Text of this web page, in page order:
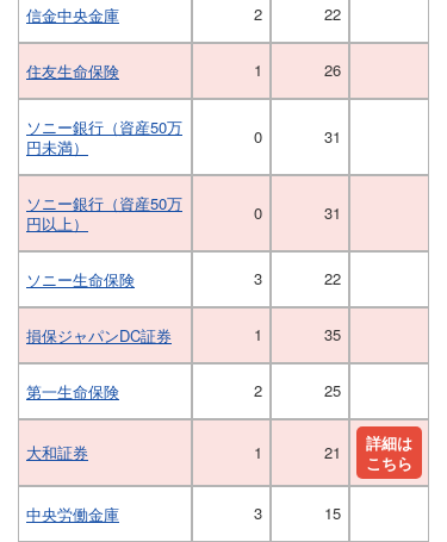
信金中央金庫 2 22
住友生命保険 1 26
ソニー銀行（資産50万
円未満）
0 31
ソニー銀行（資産50万
円以上）
0 31
ソニー生命保険 3 22
損保ジャパンDC証券 1 35
第一生命保険 2 25
大和証券 1 21
詳細は
こちら
中央労働金庫 3 15